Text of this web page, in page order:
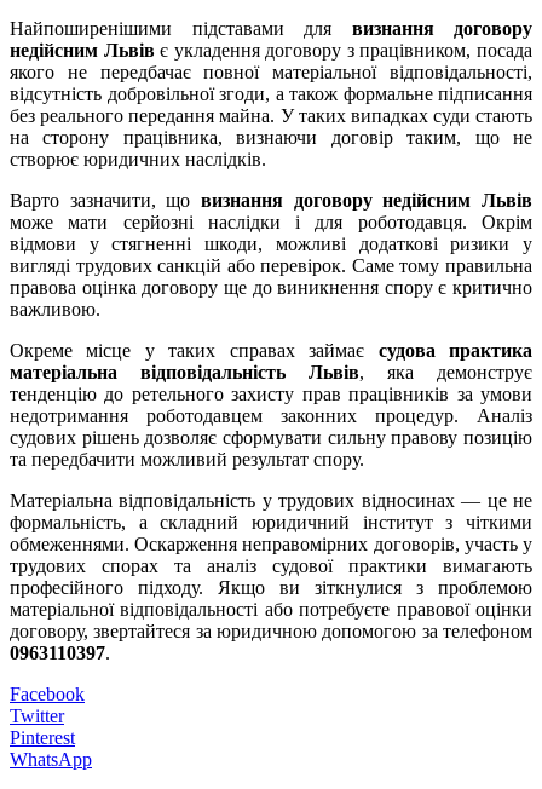
Найпоширенішими підставами для визнання договору
недійсним Львівє укладення договору з працівником, посада
якого не передбачає повної матеріальної відповідальності,
відсутність добровільної згоди, а також формальне підписання
без реального передання майна. У таких випадках суди стають
на сторону працівника, визнаючи договір таким, що не
створює юридичних наслідків.
Варто зазначити, що визнання договору недійсним Львів
може мати серйозні наслідки і для роботодавця. Окрім
відмови у стягненні шкоди, можливі додаткові ризики у
вигляді трудових санкцій або перевірок. Саме тому правильна
правова оцінка договору ще до виникнення спору є критично
важливою.
Окреме місце у таких справах займає судова практика
матеріальна відповідальність Львів, яка демонструє
тенденцію до ретельного захисту прав працівників за умови
недотримання роботодавцем законних процедур. Аналіз
судових рішень дозволяє сформувати сильну правову позицію
та передбачити можливий результат спору.
Матеріальна відповідальність у трудових відносинах — це не
формальність, а складний юридичний інститут з чіткими
обмеженнями. Оскарження неправомірних договорів, участь у
трудових спорах та аналіз судової практики вимагають
професійного підходу. Якщо ви зіткнулися з проблемою
матеріальної відповідальності або потребуєте правової оцінки
договору, звертайтеся за юридичною допомогою за телефоном
0963110397.
Facebook
Twitter
Pinterest
WhatsApp